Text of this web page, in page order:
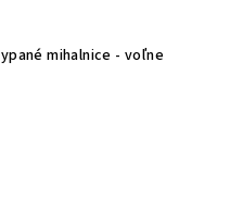
mihalnice - voľne